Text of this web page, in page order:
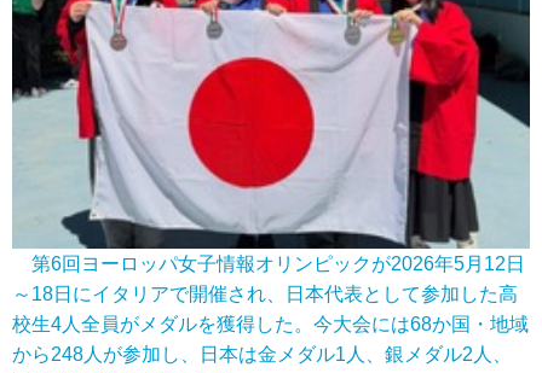
第6回ヨーロッパ女子情報オリンピックが2026年5月12日
～18日にイタリアで開催され、日本代表として参加した高
校生4人全員がメダルを獲得した。今大会には68か国・地域
から248人が参加し、日本は金メダル1人、銀メダル2人、